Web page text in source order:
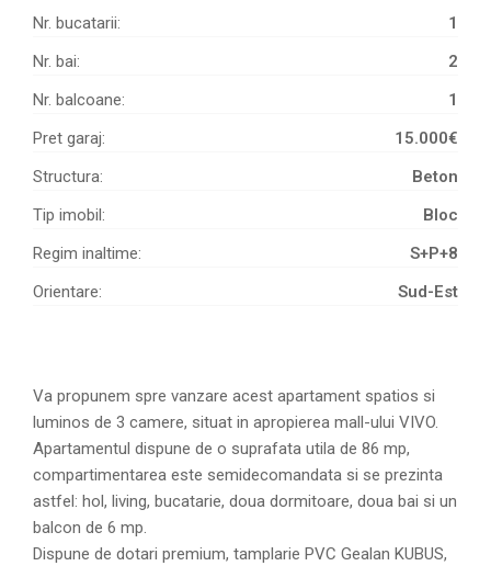
Nr. bucatarii:
1
Nr. bai:
2
Nr. balcoane:
1
Pret garaj:
15.000€
Structura:
Beton
Tip imobil:
Bloc
Regim inaltime:
S+P+8
Orientare:
Sud-Est
Va propunem spre vanzare acest apartament spatios si
luminos de 3 camere, situat in apropierea mall-ului VIVO.
Apartamentul dispune de o suprafata utila de 86 mp,
compartimentarea este semidecomandata si se prezinta
astfel: hol, living, bucatarie, doua dormitoare, doua bai si un
balcon de 6 mp.
Dispune de dotari premium, tamplarie PVC Gealan KUBUS,